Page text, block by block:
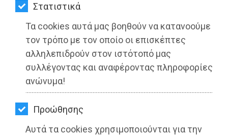
Στατιστικά
Τα cookies αυτά μας βοηθούν να κατανοούμε
τον τρόπο με τον οποίο οι επισκέπτες
αλληλεπιδρούν στον ιστότοπό μας
συλλέγοντας και αναφέροντας πληροφορίες
ανώνυμα!
Προώθησης
Αυτά τα cookies χρησιμοποιούνται για την
LIFESTYLE
ΤΑΞΙΔΙΑ
ΕΞΟΔΟΣ
ΠΕΡΙΒΑΛΛΟΝ
ΚΑΤΟΙΚΙΔΙΟ
ΑΓΓΕΛΙΕΣ
Παρατείνονται οι αλλαγές στη
διαδρομή της λεωφορειακής γραμμής
Διαβάστηκε 3786 φορές